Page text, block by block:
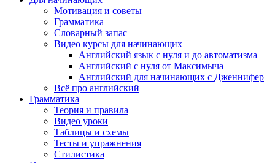
Мотивация и советы
Грамматика
Словарный запас
Видео курсы для начинающих
Английский язык с нуля и до автоматизма
Английский с нуля от Максимыча
Английский для начинающих с Дженнифер
Всё про английский
Грамматика
Теория и правила
Видео уроки
Таблицы и схемы
Тесты и упражнения
Стилистика